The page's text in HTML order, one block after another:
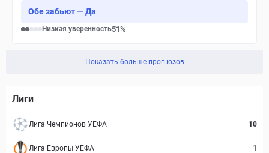
Обе забьют — Да
Низкая уверенность51%
Показать больше прогнозов
Лиги
Лига Чемпионов УЕФА 10
Лига Европы УЕФА 1